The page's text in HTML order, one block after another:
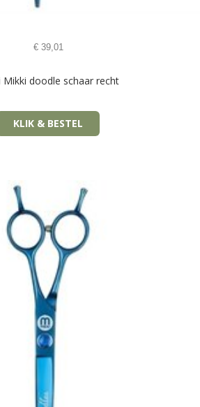
€39,01
Mikki doodle schaar recht
KLIK & BESTEL